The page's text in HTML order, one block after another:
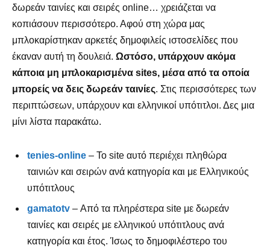
δωρεάν ταινίες και σειρές online… χρειάζεται να
κοπιάσουν περισσότερο. Αφού στη χώρα μας
μπλοκαρίστηκαν αρκετές δημοφιλείς ιστοσελίδες που
έκαναν αυτή τη δουλειά. Ωστόσο, υπάρχουν ακόμα
κάποια μη μπλοκαρισμένα sites, μέσα από τα οποία
μπορείς να δεις δωρεάν ταινίες. Στις περισσότερες των
περιπτώσεων, υπάρχουν και ελληνικοί υπότιτλοι. Δες μια
μίνι λίστα παρακάτω.
tenies-online – To site αυτό περιέχει πληθώρα
ταινιών και σειρών ανά κατηγορία και με Ελληνικούς
υπότιτλους
gamatotv – Από τα πληρέστερα site με δωρεάν
ταινίες και σειρές με ελληνικού υπότιτλους ανά
κατηγορία και έτος. Ίσως το δημοφιλέστερο του